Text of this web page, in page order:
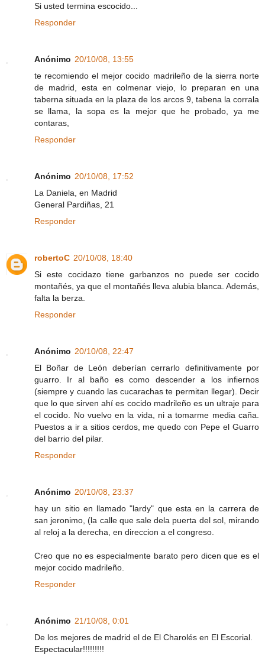
Si usted termina escocido...
Responder
Anónimo 20/10/08, 13:55
te recomiendo el mejor cocido madrileño de la sierra norte
de madrid, esta en colmenar viejo, lo preparan en una
taberna situada en la plaza de los arcos 9, tabena la corrala
se llama, la sopa es la mejor que he probado, ya me
contaras,
Responder
Anónimo 20/10/08, 17:52
La Daniela, en Madrid
General Pardiñas, 21
Responder
robertoC 20/10/08, 18:40
Si este cocidazo tiene garbanzos no puede ser cocido
montañés, ya que el montañés lleva alubia blanca. Además,
falta la berza.
Responder
Anónimo 20/10/08, 22:47
El Boñar de León deberían cerrarlo definitivamente por
guarro. Ir al baño es como descender a los infiernos
(siempre y cuando las cucarachas te permitan llegar). Decir
que lo que sirven ahí es cocido madrileño es un ultraje para
el cocido. No vuelvo en la vida, ni a tomarme media caña.
Puestos a ir a sitios cerdos, me quedo con Pepe el Guarro
del barrio del pilar.
Responder
Anónimo 20/10/08, 23:37
hay un sitio en llamado "lardy" que esta en la carrera de
san jeronimo, (la calle que sale dela puerta del sol, mirando
al reloj a la derecha, en direccion a el congreso.
Creo que no es especialmente barato pero dicen que es el
mejor cocido madrileño.
Responder
Anónimo 21/10/08, 0:01
De los mejores de madrid el de El Charolés en El Escorial.
Espectacular!!!!!!!!!